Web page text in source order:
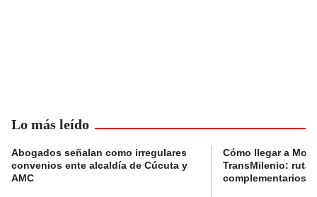
Lo más leído
Abogados señalan como irregulares
convenios ente alcaldía de Cúcuta y
AMC
Cómo llegar a
TransMilenio:
complementarios